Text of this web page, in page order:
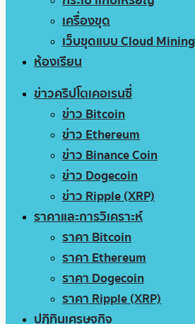
เครื่องขุด
เว็บขุดแบบ Cloud Mining
ห้องเรียน
ข่าวคริปโตเคอเรนซี่
ข่าว Bitcoin
ข่าว Ethereum
ข่าว Binance Coin
ข่าว Dogecoin
ข่าว Ripple (XRP)
ราคาและการวิเคราะห์
ราคา Bitcoin
ราคา Ethereum
ราคา Dogecoin
ราคา Ripple (XRP)
ปฏิทินเศรษฐกิจ